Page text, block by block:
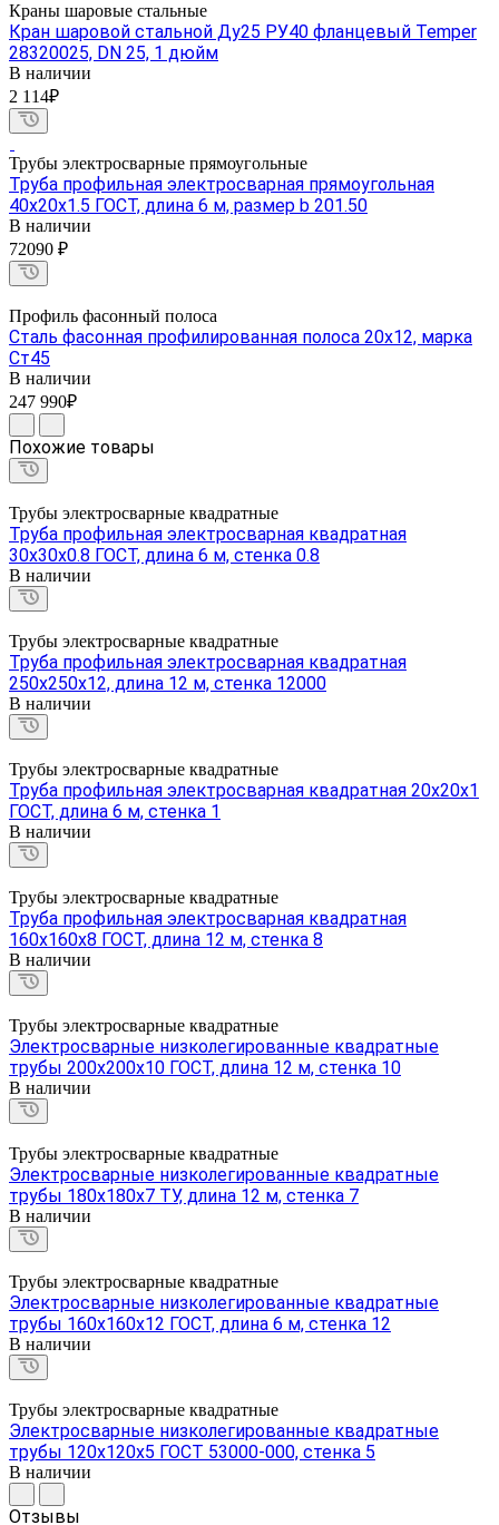
Краны шаровые стальные
Кран шаровой стальной Ду25 РУ40 фланцевый Temper
28320025, DN 25, 1 дюйм
В наличии
2 114₽
Трубы электросварные прямоугольные
Труба профильная электросварная прямоугольная
40х20х1.5 ГОСТ, длина 6 м, размер b 201.50
В наличии
72090 ₽
Профиль фасонный полоса
Сталь фасонная профилированная полоса 20х12, марка
Ст45
В наличии
247 990₽
Похожие товары
Трубы электросварные квадратные
Труба профильная электросварная квадратная
30х30х0.8 ГОСТ, длина 6 м, стенка 0.8
В наличии
Трубы электросварные квадратные
Труба профильная электросварная квадратная
250х250х12, длина 12 м, стенка 12000
В наличии
Трубы электросварные квадратные
Труба профильная электросварная квадратная 20х20х1
ГОСТ, длина 6 м, стенка 1
В наличии
Трубы электросварные квадратные
Труба профильная электросварная квадратная
160х160х8 ГОСТ, длина 12 м, стенка 8
В наличии
Трубы электросварные квадратные
Электросварные низколегированные квадратные
трубы 200х200х10 ГОСТ, длина 12 м, стенка 10
В наличии
Трубы электросварные квадратные
Электросварные низколегированные квадратные
трубы 180х180х7 ТУ, длина 12 м, стенка 7
В наличии
Трубы электросварные квадратные
Электросварные низколегированные квадратные
трубы 160х160х12 ГОСТ, длина 6 м, стенка 12
В наличии
Трубы электросварные квадратные
Электросварные низколегированные квадратные
трубы 120х120х5 ГОСТ 53000-000, стенка 5
В наличии
Отзывы